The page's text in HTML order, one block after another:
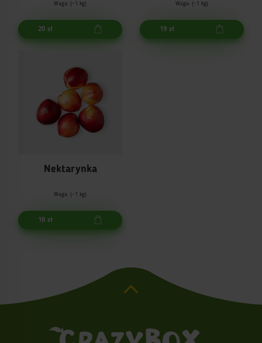
Waga: (~1 kg)
20 zł
Waga: (~1 kg)
19 zł
Nektarynka
Waga: (~1 kg)
18 zł